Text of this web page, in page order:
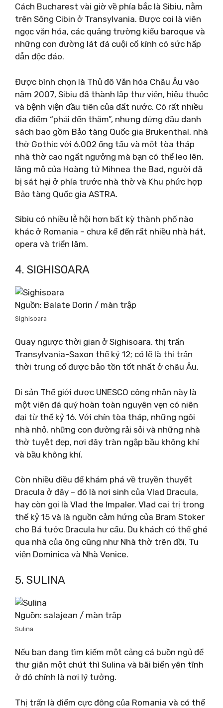
Cách Bucharest vài giờ về phía bắc là Sibiu, nằm
trên Sông Cibin ở Transylvania. Được coi là viên
ngọc văn hóa, các quảng trường kiểu baroque và
những con đường lát đá cuội cổ kính có sức hấp
dẫn độc đáo.
Được bình chọn là Thủ đô Văn hóa Châu Âu vào
năm 2007, Sibiu đã thành lập thư viện, hiệu thuốc
và bệnh viện đầu tiên của đất nước. Có rất nhiều
địa điểm “phải đến thăm”, nhưng đứng đầu danh
sách bao gồm Bảo tàng Quốc gia Brukenthal, nhà
thờ Gothic với 6.002 ống tẩu và một tòa tháp
nhà thờ cao ngất ngưởng mà bạn có thể leo lên,
lăng mộ của Hoàng tử Mihnea the Bad, người đã
bị sát hại ở phía trước nhà thờ và Khu phức hợp
Bảo tàng Quốc gia ASTRA.
Sibiu có nhiều lễ hội hơn bất kỳ thành phố nào
khác ở Romania – chưa kể đến rất nhiều nhà hát,
opera và triển lãm.
4. SIGHISOARA
Nguồn: Balate Dorin / màn trập
Sighisoara
Quay ngược thời gian ở Sighisoara, thị trấn
Transylvania-Saxon thế kỷ 12; có lẽ là thị trấn
thời trung cổ được bảo tồn tốt nhất ở châu Âu.
Di sản Thế giới được UNESCO công nhận này là
một viên đá quý hoàn toàn nguyên vẹn có niên
đại từ thế kỷ 16. Với chín tòa tháp, những ngôi
nhà nhỏ, những con đường rải sỏi và những nhà
thờ tuyệt đẹp, nơi đây tràn ngập bầu không khí
và bầu không khí.
Còn nhiều điều để khám phá về truyền thuyết
Dracula ở đây – đó là nơi sinh của Vlad Dracula,
hay còn gọi là Vlad the Impaler. Vlad cai trị trong
thế kỷ 15 và là nguồn cảm hứng của Bram Stoker
cho Bá tước Dracula hư cấu. Du khách có thể ghé
qua nhà của ông cũng như Nhà thờ trên đồi, Tu
viện Dominica và Nhà Venice.
5. SULINA
Nguồn: salajean / màn trập
Sulina
Nếu bạn đang tìm kiếm một cảng cá buồn ngủ để
thư giãn một chút thì Sulina và bãi biển yên tĩnh
ở đó chính là nơi lý tưởng.
Thị trấn là điểm cực đông của Romania và có thể